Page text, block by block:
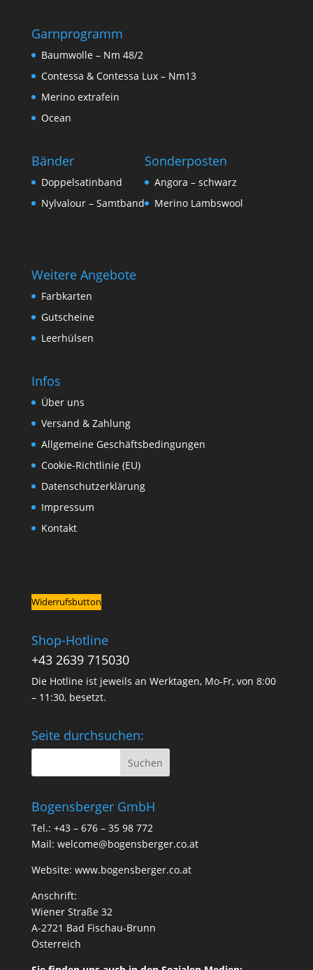
Garnprogramm
Baumwolle – Nm 48/2
Contessa & Contessa Lux – Nm13
Merino extrafein
Ocean
Bänder
Doppelsatinband
Nylvalour – Samtband
Sonderposten
Angora – schwarz
Merino Lambswool
Weitere Angebote
Farbkarten
Gutscheine
Leerhülsen
Infos
Über uns
Versand & Zahlung
Allgemeine Geschäftsbedingungen
Cookie-Richtlinie (EU)
Datenschutzerklärung
Impressum
Kontakt
Widerrufsbutton
Shop-Hotline
+43 2639 715030
Die Hotline ist jeweils an Werktagen, Mo-Fr, von 8:00
– 11:30, besetzt.
Seite durchsuchen:
Bogensberger GmbH
Tel.: +43 – 676 – 35 98 772
Mail: welcome@bogensberger.co.at
Website: www.bogensberger.co.at
Anschrift:
Wiener Straße 32
A-2721 Bad Fischau-Brunn
Österreich